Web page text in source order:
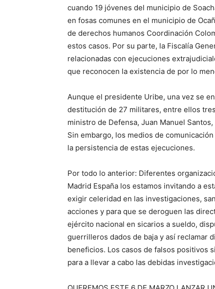
cuando 19 jóvenes del municipio de
en fosas comunes en el municipio de
de derechos humanos Coordinación
estos casos. Por su parte, la Fiscalía
relacionadas con ejecuciones
que reconocen la existencia de por lo
Aunque el presidente Uribe, una vez se
destitución de 27 militares, entre ellos
ministro de Defensa, Juan Manuel
Sin embargo, los medios de
la persistencia de estas ejecuciones.
Por todo lo anterior: Diferentes
Madrid España los estamos invitando a
exigir celeridad en las investigaciones,
acciones y para que se deroguen las
ejército nacional en sicarios a sueldo,
guerrilleros dados de baja y así reclamar
beneficios. Los casos de falsos positivos
para a llevar a cabo las debidas